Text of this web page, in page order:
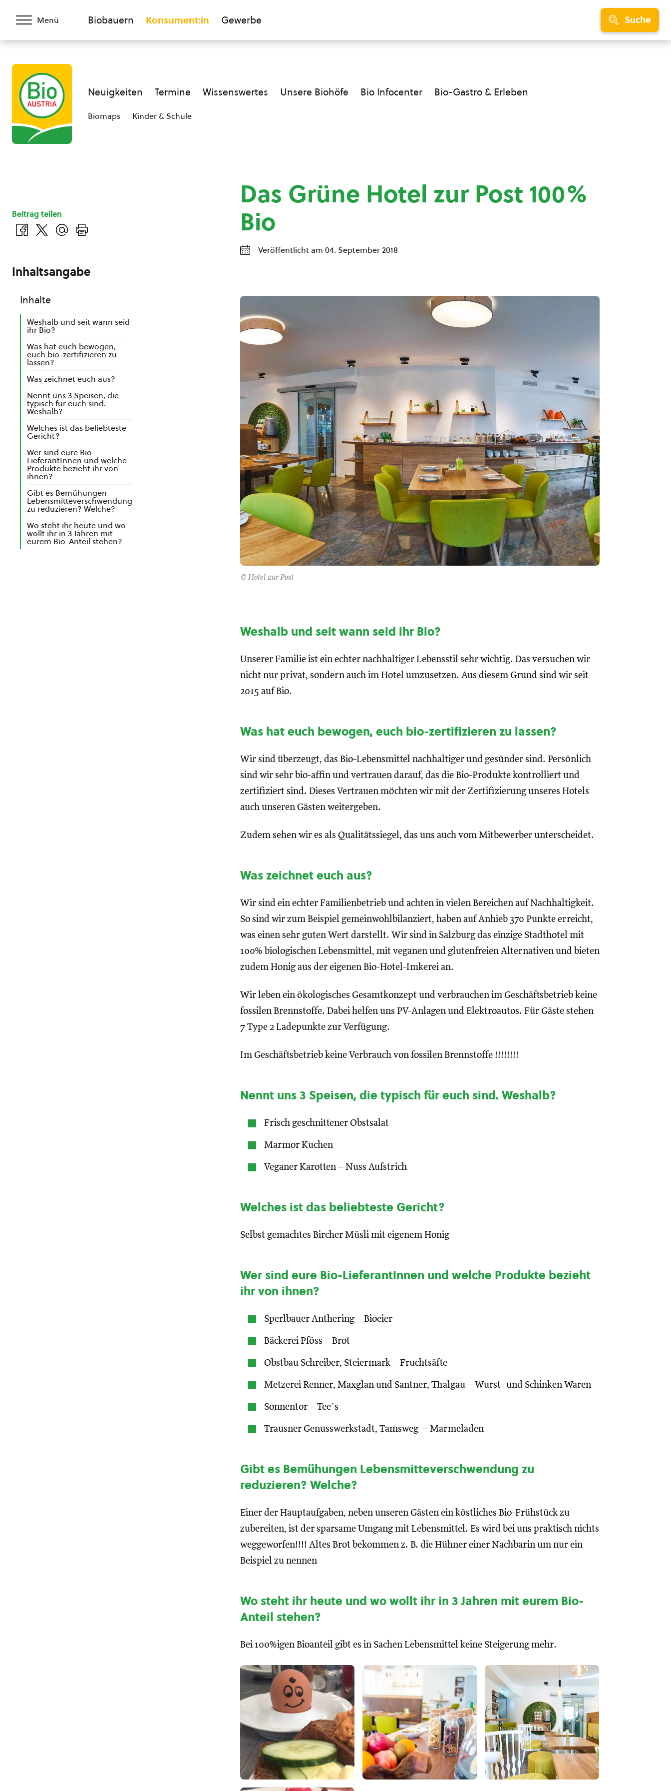
Menü Biobauern Konsument:in Gewerbe Suche
Neuigkeiten Termine Wissenswertes Unsere Biohöfe Bio Infocenter Bio-Gastro & Erleben
Biomaps Kinder & Schule
Das Grüne Hotel zur Post 100%
Bio
Veröffentlicht am 04. September 2018
© Hotel zur Post
Weshalb und seit wann seid ihr Bio?
Unserer Familie ist ein echter nachhaltiger Lebensstil sehr wichtig. Das versuchen wir
nicht nur privat, sondern auch im Hotel umzusetzen. Aus diesem Grund sind wir seit
2015 auf Bio.
Was hat euch bewogen, euch bio-zertifizieren zu lassen?
Wir sind überzeugt, das Bio-Lebensmittel nachhaltiger und gesünder sind. Persönlich
sind wir sehr bio-affin und vertrauen darauf, das die Bio-Produkte kontrolliert und
zertifiziert sind. Dieses Vertrauen möchten wir mit der Zertifizierung unseres Hotels
auch unseren Gästen weitergeben.
Zudem sehen wir es als Qualitätssiegel, das uns auch vom Mitbewerber unterscheidet.
Was zeichnet euch aus?
Wir sind ein echter Familienbetrieb und achten in vielen Bereichen auf Nachhaltigkeit.
So sind wir zum Beispiel gemeinwohlbilanziert, haben auf Anhieb 370 Punkte erreicht,
was einen sehr guten Wert darstellt. Wir sind in Salzburg das einzige Stadthotel mit
100% biologischen Lebensmittel, mit veganen und glutenfreien Alternativen und bieten
zudem Honig aus der eigenen Bio-Hotel-Imkerei an.
Wir leben ein ökologisches Gesamtkonzept und verbrauchen im Geschäftsbetrieb keine
fossilen Brennstoffe. Dabei helfen uns PV-Anlagen und Elektroautos. Für Gäste stehen
7 Type 2 Ladepunkte zur Verfügung.
Im Geschäftsbetrieb keine Verbrauch von fossilen Brennstoffe !!!!!!!!
Nennt uns 3 Speisen, die typisch für euch sind. Weshalb?
Frisch geschnittener Obstsalat
Marmor Kuchen
Veganer Karotten – Nuss Aufstrich
Welches ist das beliebteste Gericht?
Selbst gemachtes Bircher Müsli mit eigenem Honig
Wer sind eure Bio-LieferantInnen und welche Produkte bezieht
ihr von ihnen?
Sperlbauer Anthering – Bioeier
Bäckerei Pföss – Brot
Obstbau Schreiber, Steiermark – Fruchtsäfte
Metzerei Renner, Maxglan und Santner, Thalgau – Wurst- und Schinken Waren
Sonnentor – Tee´s
Trausner Genusswerkstadt, Tamsweg – Marmeladen
Gibt es Bemühungen Lebensmitteverschwendung zu
reduzieren? Welche?
Einer der Hauptaufgaben, neben unseren Gästen ein köstliches Bio-Frühstück zu
zubereiten, ist der sparsame Umgang mit Lebensmittel. Es wird bei uns praktisch nichts
weggeworfen!!!! Altes Brot bekommen z. B. die Hühner einer Nachbarin um nur ein
Beispiel zu nennen
Wo steht ihr heute und wo wollt ihr in 3 Jahren mit eurem Bio-
Anteil stehen?
Bei 100%igen Bioanteil gibt es in Sachen Lebensmittel keine Steigerung mehr.
Beitrag teilen
Inhaltsangabe
Inhalte
Weshalb und seit wann seid
ihr Bio?
Was hat euch bewogen,
euch bio-zertifizieren zu
lassen?
Was zeichnet euch aus?
Nennt uns 3 Speisen, die
typisch für euch sind.
Weshalb?
Welches ist das beliebteste
Gericht?
Wer sind eure Bio-
LieferantInnen und welche
Produkte bezieht ihr von
ihnen?
Gibt es Bemühungen
Lebensmitteverschwendung
zu reduzieren? Welche?
Wo steht ihr heute und wo
wollt ihr in 3 Jahren mit
eurem Bio-Anteil stehen?